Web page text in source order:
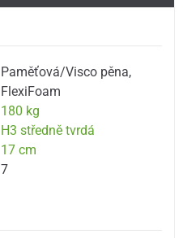
Paměťová/Visco pěna,
FlexiFoam
180 kg
H3 středně tvrdá
17 cm
7